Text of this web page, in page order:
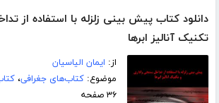
دانلود کتاب پیش بینی زلزله با استفاده از
تکنیک آنالیز ابرها
از: ایمان الیاسیان
موضوع:کتاب‌های جغرافی،
۳۶ صفحه